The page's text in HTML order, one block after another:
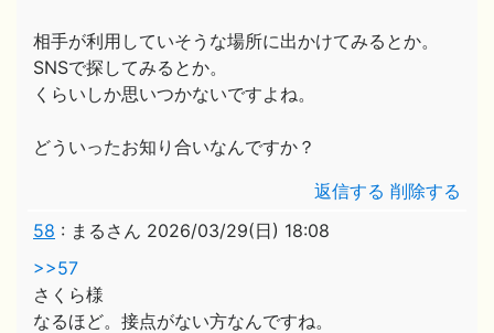
相手が利用していそうな場所に出かけてみるとか。
SNSで探してみるとか。
くらいしか思いつかないですよね。
どういったお知り合いなんですか？
返信する 削除する
58 : まるさん 2026/03/29(日) 18:08
>>57
さくら様
なるほど。接点がない方なんですね。